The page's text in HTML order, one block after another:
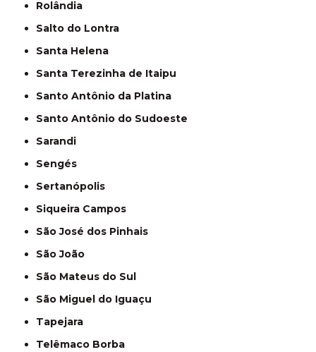
Rolândia
Salto do Lontra
Santa Helena
Santa Terezinha de Itaipu
Santo Antônio da Platina
Santo Antônio do Sudoeste
Sarandi
Sengés
Sertanópolis
Siqueira Campos
São José dos Pinhais
São João
São Mateus do Sul
São Miguel do Iguaçu
Tapejara
Telêmaco Borba